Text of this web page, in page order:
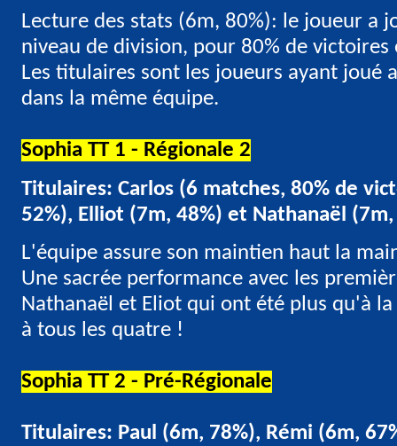
Lecture des stats (6m, 80%): le joueur a
niveau de division, pour 80% de victoires
Les titulaires sont les joueurs ayant joué
dans la même équipe.
Sophia TT 1 - Régionale 2
Titulaires: Carlos (6 matches, 80% de
52%), Elliot (7m, 48%) et Nathanaël (7m,
L'équipe assure son maintien haut la
Une sacrée performance avec les
Nathanaël et Eliot qui ont été plus qu'à
à tous les quatre !
Sophia TT 2 - Pré-Régionale
Titulaires: Paul (6m, 78%), Rémi (6m,